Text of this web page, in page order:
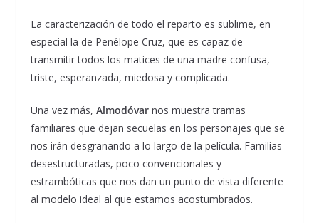
La caracterización de todo el reparto es sublime, en
especial la de Penélope Cruz, que es capaz de
transmitir todos los matices de una madre confusa,
triste, esperanzada, miedosa y complicada.
Una vez más, Almodóvarnos muestra tramas
familiares que dejan secuelas en los personajes que se
nos irán desgranando a lo largo de la película. Familias
desestructuradas, poco convencionales y
estrambóticas que nos dan un punto de vista diferente
al modelo ideal al que estamos acostumbrados.